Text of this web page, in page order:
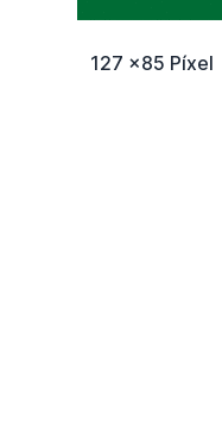
127 x85 Píxel